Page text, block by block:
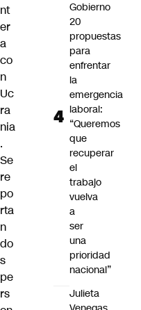
nt
er
a
co
n
Uc
ra
nia
.
Se
re
po
rta
n
do
s
pe
rs
Gobierno
20
propuestas
para
enfrentar
la
emergencia
laboral:
“Queremos
que
recuperar
el
trabajo
vuelva
a
ser
una
prioridad
nacional”
Julieta